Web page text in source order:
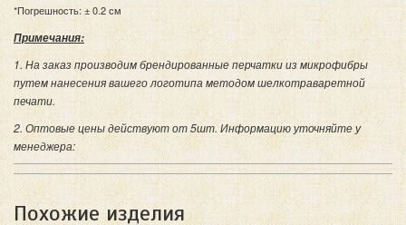
*Погрешность: ± 0.2 см
Примечания:
1. На заказ производим брендированные перчатки из микрофибры
путем нанесения вашего логотипа методом шелкотраваретной
печати.
2. Оптовые цены действуют от 5шт. Информацию уточняйте у
менеджера:
Похожие изделия